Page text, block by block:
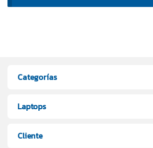
Categorías
Laptops
Cliente